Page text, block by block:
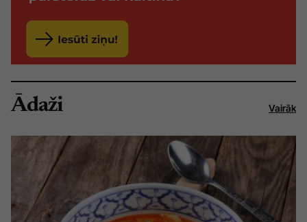
Ādaži Vairāk